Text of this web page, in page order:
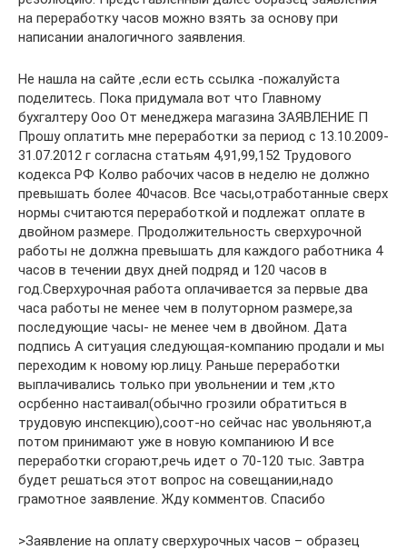
на переработку часов можно взять за основу при
написании аналогичного заявления.
Не нашла на сайте ,если есть ссылка -пожалуйста
поделитесь. Пока придумала вот что Главному
бухгалтеру Ооо От менеджера магазина ЗАЯВЛЕНИЕ П
Прошу оплатить мне переработки за период с 13.10.2009-
31.07.2012 г согласна статьям 4,91,99,152 Трудового
кодекса РФ Колво рабочих часов в неделю не должно
превышать более 40часов. Все часы,отработанные сверх
нормы считаются переработкой и подлежат оплате в
двойном размере. Продолжительность сверхурочной
работы не должна превышать для каждого работника 4
часов в течении двух дней подряд и 120 часов в
год.Сверхурочная работа оплачивается за первые два
часа работы не менее чем в полуторном размере,за
последующие часы- не менее чем в двойном. Дата
подпись А ситуация следующая-компанию продали и мы
переходим к новому юр.лицу. Раньше переработки
выплачивались только при увольнении и тем ,кто
осрбенно настаивал(обычно грозили обратиться в
трудовую инспекцию),соот-но сейчас нас увольняют,а
потом принимают уже в новую компаниюю И все
переработки сгорают,речь идет о 70-120 тыс. Завтра
будет решаться этот вопрос на совещании,надо
грамотное заявление. Жду комментов. Спасибо
>Заявление на оплату сверхурочных часов – образец